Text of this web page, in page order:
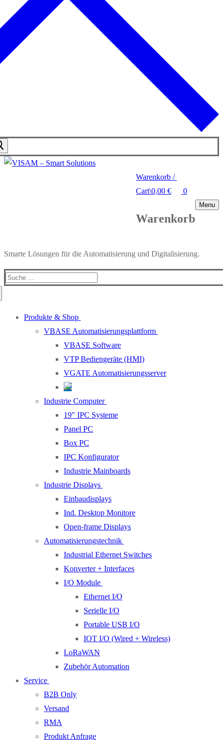
Warenkorb /
Cart\0,00 € 0
Warenkorb
Menu
Smarte Lösungen für die Automatisierung und Digitalisierung.
Search
Produkte & Shop
VBASE Automatisierungsplattform
VBASE Software
VTP Bediengeräte (HMI)
VGATE Automatisierungsserver
Industrie Computer
19″ IPC Systeme
Panel PC
Box PC
IPC Konfigurator
Industrie Mainboards
Industrie Displays
Einbaudisplays
Ind. Desktop Monitore
Open-frame Displays
Automatisierungstechnik
Industrial Ethernet Switches
Konverter + Interfaces
I/O Module
Ethernet I/O
Serielle I/O
Portable USB I/O
IOT I/O (Wired + Wireless)
LoRaWAN
Zubehör Automation
Service
B2B Only
Versand
RMA
Produkt Anfrage